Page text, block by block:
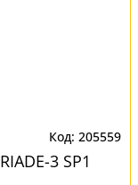
205559
3 SP1